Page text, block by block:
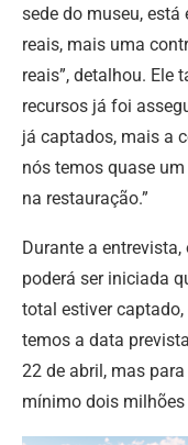
sede do museu,
reais, mais uma
reais”, detalhou. Ele
recursos já foi
já captados, mais a
nós temos quase
na restauração.”
Durante a
poderá ser iniciada
total estiver
temos a data
22 de abril, mas
mínimo dois milhões